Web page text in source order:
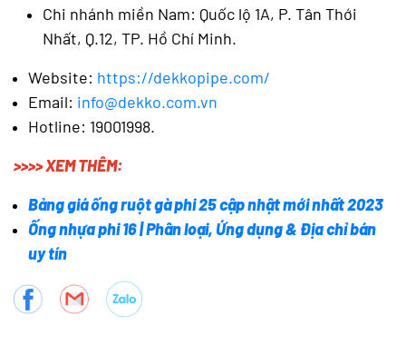
Chi nhánh miền Nam: Quốc lộ 1A, P. Tân Thới
Nhất, Q.12, TP. Hồ Chí Minh.
Website: https://dekkopipe.com/
Email: info@dekko.com.vn
Hotline: 19001998.
>>>> XEM THÊM:
Bảng giá ống ruột gà phi 25 cập nhật mới nhất 2023
Ống nhựa phi 16 | Phân loại, Ứng dụng & Địa chỉ bán
uy tín